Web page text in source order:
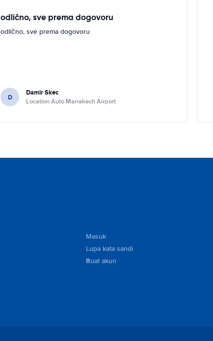
odlično, sve prema dogovoru
odlično, sve prema dogovoru
D Damir Skec
Location Auto Marrakech Airport
Masuk
Lupa kata sandi
Buat akun